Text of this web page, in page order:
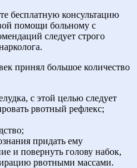
бесплатную консультацию
помощи больному с
следует строго
принял большое количество
с этой целью следует
рвотный рефлекс;
придать ему
и повернуть голову набок,
рвотными массами.